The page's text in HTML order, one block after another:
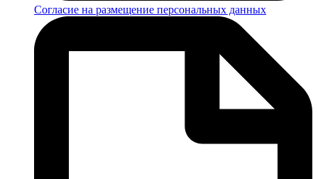
Согласие на размещение персональных данных